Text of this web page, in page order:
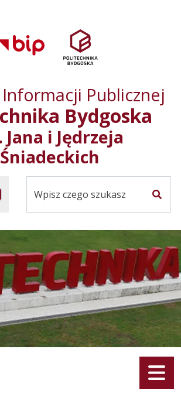
menu
serwisu
Publicznej
Bydgoska
Jana i Jędrzeja
Śniadeckich
dostosowania
Menu